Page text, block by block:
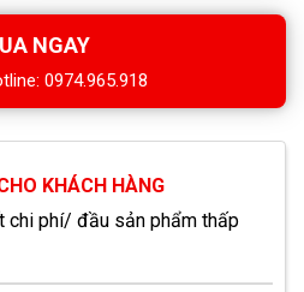
NGAY
0974.965.918
KHÁCH HÀNG
chi phí/ đầu sản phẩm thấp